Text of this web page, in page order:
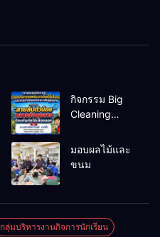
กิจกรรม Big
Cleaning
ป้องกันโรคไข้
มอบผลไม้และ
ขนม
กลุ่มบริหารงานกิจการนักเรียน